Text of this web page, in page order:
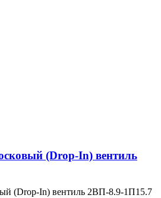
(Drop-In) вентиль
(Drop-In) вентиль 2ВП-8.9-1П15.7